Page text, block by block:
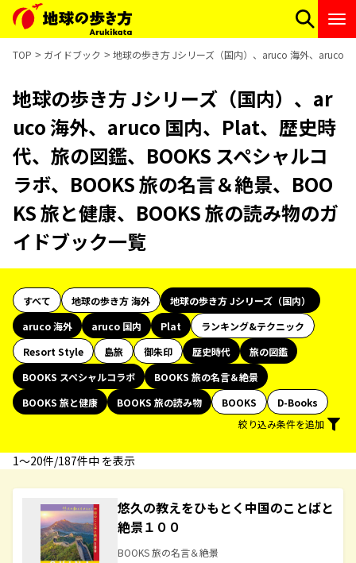
TOP ガイドブック 地球の歩き方 Jシリーズ（国内）、aruco 海外、aruco
地球の歩き方 Jシリーズ（国内）、ar
uco 海外、aruco 国内、Plat、歴史時
代、旅の図鑑、BOOKS スペシャルコ
ラボ、BOOKS 旅の名言＆絶景、BOO
KS 旅と健康、BOOKS 旅の読み物のガ
イドブック一覧
すべて 地球の歩き方 海外
地球の歩き方 Jシリーズ（国内）
aruco 海外
aruco 国内 Plat
ランキング&テクニック
Resort Style
島旅 御朱印 歴史時代
旅の図鑑
BOOKS スペシャルコラボ
BOOKS 旅の名言＆絶景
BOOKS 旅と健康
BOOKS 旅の読み物 BOOKS
D-Books
絞り込み条件を追加
1〜20件/187件中 を表示
悠久の教えをひもとく中国のことばと
絶景１００
BOOKS 旅の名言＆絶景